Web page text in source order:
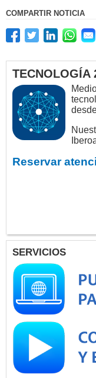
COMPARTIR NOTICIA
TECNOLOGÍA
Reservar
SERVICIOS